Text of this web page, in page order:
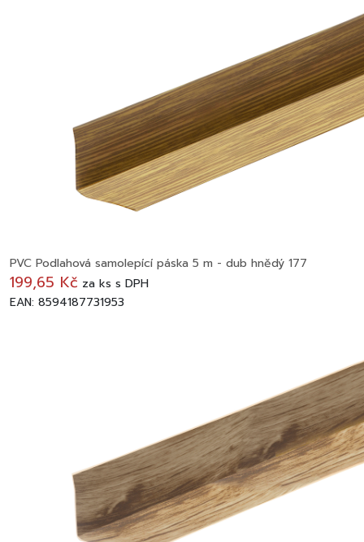
PVC Podlahová samolepící páska 5 m - dub hnědý 177
199,65 Kč za ks s DPH
EAN: 8594187731953